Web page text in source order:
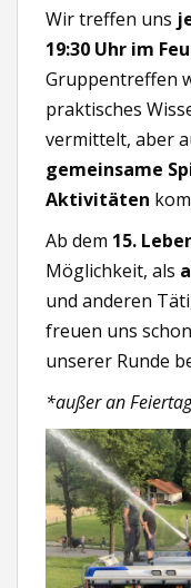
Wir treffen uns
19:30 Uhr im
Gruppentreffen
praktisches
vermittelt, aber
gemeinsame
Aktivitäten
Ab dem 15.
Möglichkeit, als
und anderen
freuen uns
unserer Runde
*außer an